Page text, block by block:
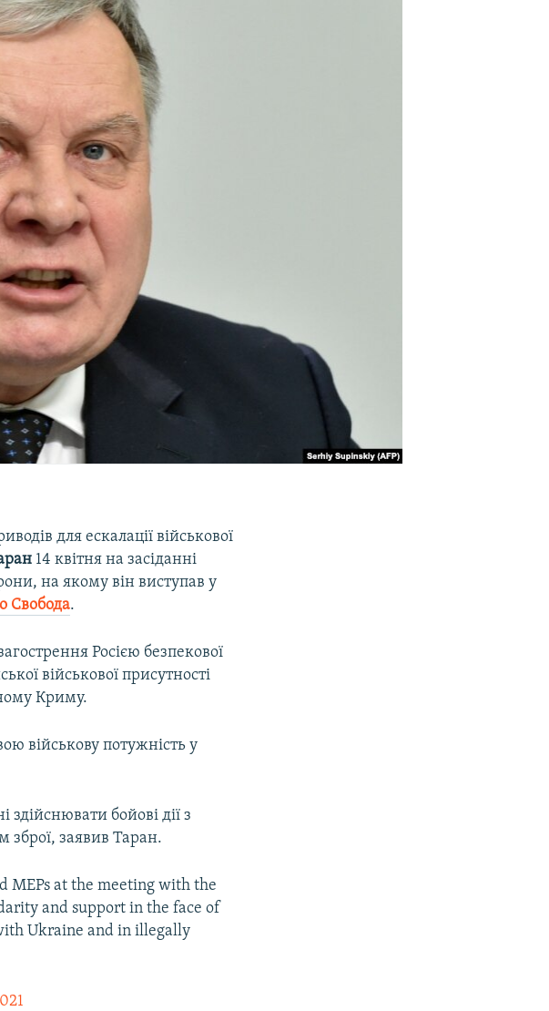
для ескалації військової
14 квітня на засіданні
на якому він виступав у
Свобода.
Росією безпекової
військової присутності
Криму.
військову потужність у
здійснювати бойові дії з
зброї, заявив Таран.
MEPs at the meeting with the
and support in the face of
Ukraine and in illegally